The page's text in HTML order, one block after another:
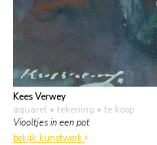
Kees Verwey
aquarel • tekening • te koop
Viooltjes in een pot
bekijk kunstwerk